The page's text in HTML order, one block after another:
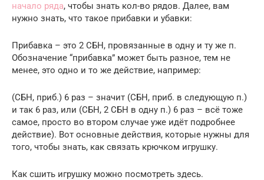
начало ряда, чтобы знать кол-во рядов. Далее, вам
нужно знать, что такое прибавки и убавки:
Прибавка – это 2 СБН, провязанные в одну и ту же п.
Обозначение “прибавка” может быть разное, тем не
менее, это одно и то же действие, например:
(СБН, приб.) 6 раз – значит (СБН, приб. в следующую п.)
и так 6 раз, или (СБН, 2 СБН в одну п.) 6 раз – всё тоже
самое, просто во втором случае уже идёт подробнее
действие). Вот основные действия, которые нужны для
того, чтобы знать, как связать крючком игрушку.
Как сшить игрушку можно посмотреть здесь.